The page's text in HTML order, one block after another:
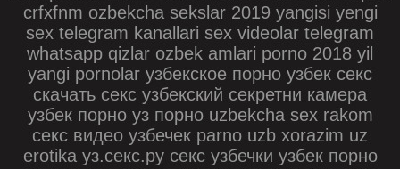
crfxfnm ozbekcha sekslar 2019 yangisi yengi
sex telegram kanallari sex videolar telegram
whatsapp qizlar ozbek amlari porno 2018 yil
yangi pornolar узбекское порно узбек секс
скачать секс узбекский секретни камера
узбек порно уз порно uzbekcha sex rakom
секс видео узбечек parno uzb xorazim uz
erotika уз.секс.ру секс узбечки узбек порно